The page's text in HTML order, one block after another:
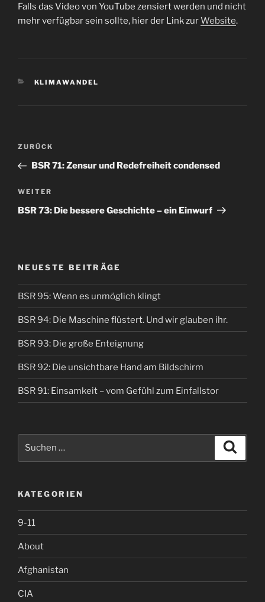
Falls das Video von YouTube zensiert werden und nicht
mehr verfügbar sein sollte, hier der Link zurWebsite.
KATEGORIEN
KLIMAWANDEL
Beitrags-
Vorheriger
Beitrag
ZURÜCK
BSR 71: Zensur und Redefreiheit condensed
Nächster
Beitrag
WEITER
BSR 73: Die bessere Geschichte – ein Einwurf
NEUESTE BEITRÄGE
BSR 95: Wenn es unmöglich klingt
BSR 94: Die Maschine flüstert. Und wir glauben ihr.
BSR 93: Die große Enteignung
BSR 92: Die unsichtbare Hand am Bildschirm
BSR 91: Einsamkeit – vom Gefühl zum Einfallstor
KATEGORIEN
9-11
About
Afghanistan
CIA